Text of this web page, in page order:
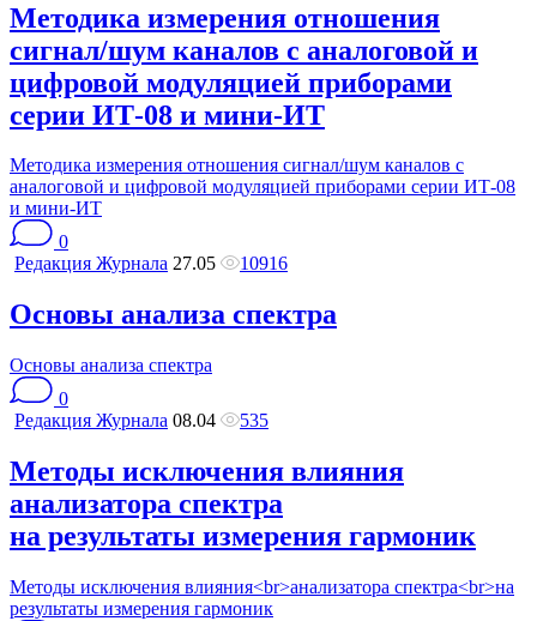
Методика измерения отношения
сигнал/шум каналов с аналоговой и
цифровой модуляцией приборами
серии ИТ-08 и мини-ИТ
Методика измерения отношения сигнал/шум каналов с
аналоговой и цифровой модуляцией приборами серии ИТ-08
и мини-ИТ
0
Редакция Журнала 27.05 10916
Основы анализа спектра
Основы анализа спектра
0
Редакция Журнала 08.04 535
Методы исключения влияния
анализатора спектра
на результаты измерения гармоник
Методы исключения влияния<br>анализатора спектра<br>на
результаты измерения гармоник